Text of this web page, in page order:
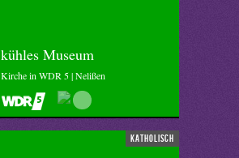
kühles Museum
Kirche in WDR 5 | Nelißen
katholisch